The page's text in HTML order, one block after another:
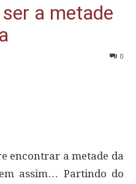
a metade
0
encontrar a metade da
assim… Partindo do